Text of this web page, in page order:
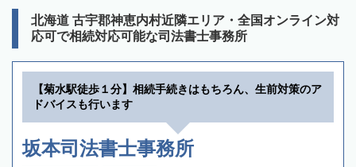
北海道 古宇郡神恵内村近隣エリア・全国オンライン対
応可で相続対応可能な司法書士事務所
【菊水駅徒歩１分】相続手続きはもちろん、生前対策のア
ドバイスも行います
坂本司法書士事務所